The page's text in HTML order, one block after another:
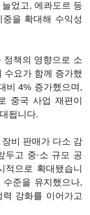
었고, 에콰도르 등
을 확대해 수익성
정책의 영향으로 소
수요가 함께 증가했
비 4% 증가했으며,
중국 사업 재편이
됩니다.
비 판매가 다소 감
두고 중·소 규모 공
으로 확대됐습니
준을 유지했으나,
강화를 이어가고